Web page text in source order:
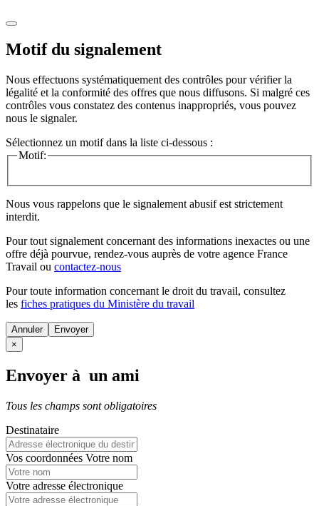
Motif du signalement
Nous effectuons systématiquement des contrôles pour vérifier la
légalité et la conformité des offres que nous diffusons. Si malgré ces
contrôles vous constatez des contenus inappropriés, vous pouvez
nous le signaler.
Sélectionnez un motif dans la liste ci-dessous :
Motif:
Nous vous rappelons que le signalement abusif est strictement
interdit.
Pour tout signalement concernant des informations inexactes ou une
offre déjà pourvue, rendez-vous auprès de votre agence France
Travail ou contactez-nous
Pour toute information concernant le droit du travail, consultez
les fiches pratiques du Ministère du travail
Annuler
×
Envoyer à un ami
Tous les champs sont obligatoires
Destinataire
Vos coordonnées Votre nom
Votre adresse électronique